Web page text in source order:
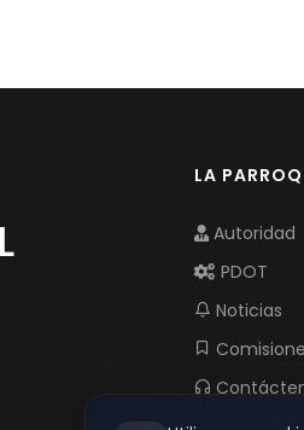
LA
Autoridad
PDOT
Noticias